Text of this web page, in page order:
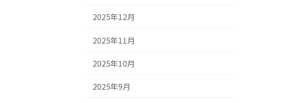
2025年12月
2025年11月
2025年10月
2025年9月